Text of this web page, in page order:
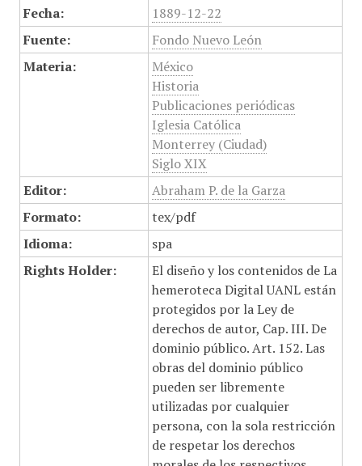
Fecha:
1889-12-22
Fuente:
Fondo Nuevo León
Materia:
México
Historia
Publicaciones periódicas
Iglesia Católica
Monterrey (Ciudad)
Siglo XIX
Editor:
Abraham P. de la Garza
Formato:
tex/pdf
Idioma:
spa
Rights Holder:
El diseño y los contenidos de La
hemeroteca Digital UANL están
protegidos por la Ley de
derechos de autor, Cap. III. De
dominio público. Art. 152. Las
obras del dominio público
pueden ser libremente
utilizadas por cualquier
persona, con la sola restricción
de respetar los derechos